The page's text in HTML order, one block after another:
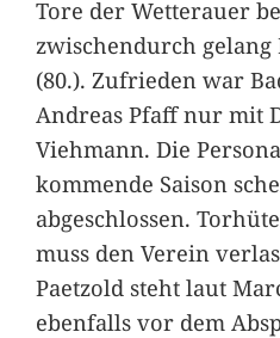
Tore der Wetterauer
zwischendurch gelang
(80.). Zufrieden war
Andreas Pfaff nur mit
Viehmann. Die
kommende Saison
abgeschlossen.
muss den Verein
Paetzold steht laut
ebenfalls vor dem